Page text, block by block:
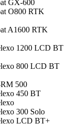
GX-600
O800 RTK
A1600 RTK
1200 LCD BT
800 LCD BT
500
450 BT
300 Solo
LCD BT+